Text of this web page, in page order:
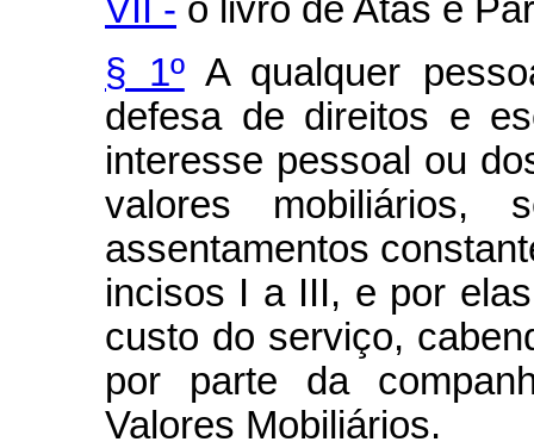
VII - o livro de Atas e
§ 1ºA qualquer
defesa de direitos e
interesse pessoal ou
valores mobiliários,
assentamentos
incisos I a III, e por
custo do serviço,
por parte da
Valores Mobiliários.